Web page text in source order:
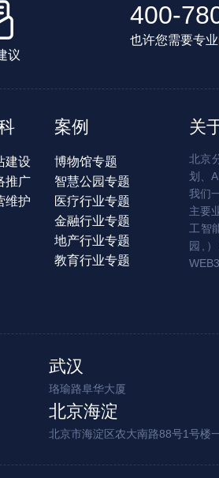
议
400-
也许您需要专
建设
推广
维护
案例
博物馆专题
智慧公园专题
医疗行业专题
金融行业专题
地产行业专题
教育行业专题
关
北京
划、
我们
主要
工智
园,
武汉
珞瑜路阜华大厦
北京海淀
北京市海淀区农大南路88号1号楼